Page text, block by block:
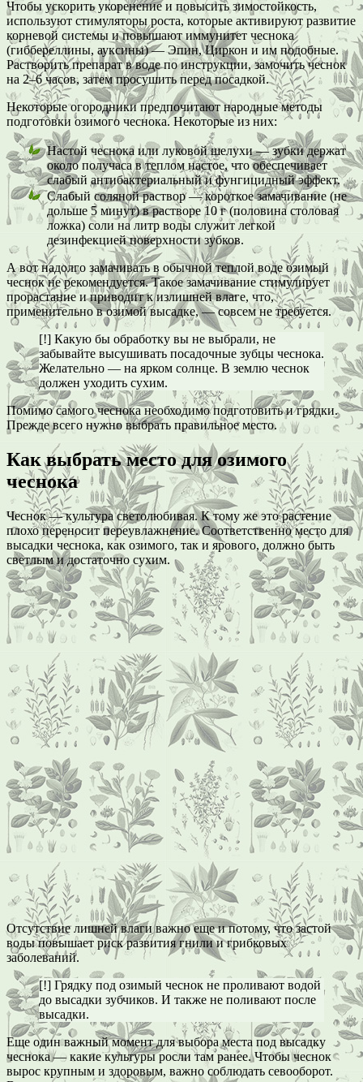
Чтобы ускорить укоренение и повысить зимостойкость,
используют стимуляторы роста, которые активируют развитие
корневой системы и повышают иммунитет чеснока
(гиббереллины, ауксины) — Эпин, Циркон и им подобные.
Растворить препарат в воде по инструкции, замочить чеснок
на 2–6 часов, затем просушить перед посадкой.
Некоторые огородники предпочитают народные методы
подготовки озимого чеснока. Некоторые из них:
Настой чеснока или луковой шелухи — зубки держат
около получаса в теплом настое, что обеспечивает
слабый антибактериальный и фунгицидный эффект.
Слабый соляной раствор — короткое замачивание (не
дольше 5 минут) в растворе 10 г (половина столовая
ложка) соли на литр воды служит легкой
дезинфекцией поверхности зубков.
А вот надолго замачивать в обычной теплой воде озимый
чеснок не рекомендуется. Такое замачивание стимулирует
прорастание и приводит к излишней влаге, что,
применительно в озимой высадке, — совсем не требуется.
[!] Какую бы обработку вы не выбрали, не
забывайте высушивать посадочные зубцы чеснока.
Желательно — на ярком солнце. В землю чеснок
должен уходить сухим.
Помимо самого чеснока необходимо подготовить и грядки.
Прежде всего нужно выбрать правильное место.
Как выбрать место для озимого
чеснока
Чеснок — культура светолюбивая. К тому же это растение
плохо переносит переувлажнение. Соответственно место для
высадки чеснока, как озимого, так и ярового, должно быть
светлым и достаточно сухим.
Отсутствие лишней влаги важно еще и потому, что застой
воды повышает риск развития гнили и грибковых
заболеваний.
[!] Грядку под озимый чеснок не проливают водой
до высадки зубчиков. И также не поливают после
высадки.
Еще один важный момент для выбора места под высадку
чеснока — какие культуры росли там ранее. Чтобы чеснок
вырос крупным и здоровым, важно соблюдать севооборот.